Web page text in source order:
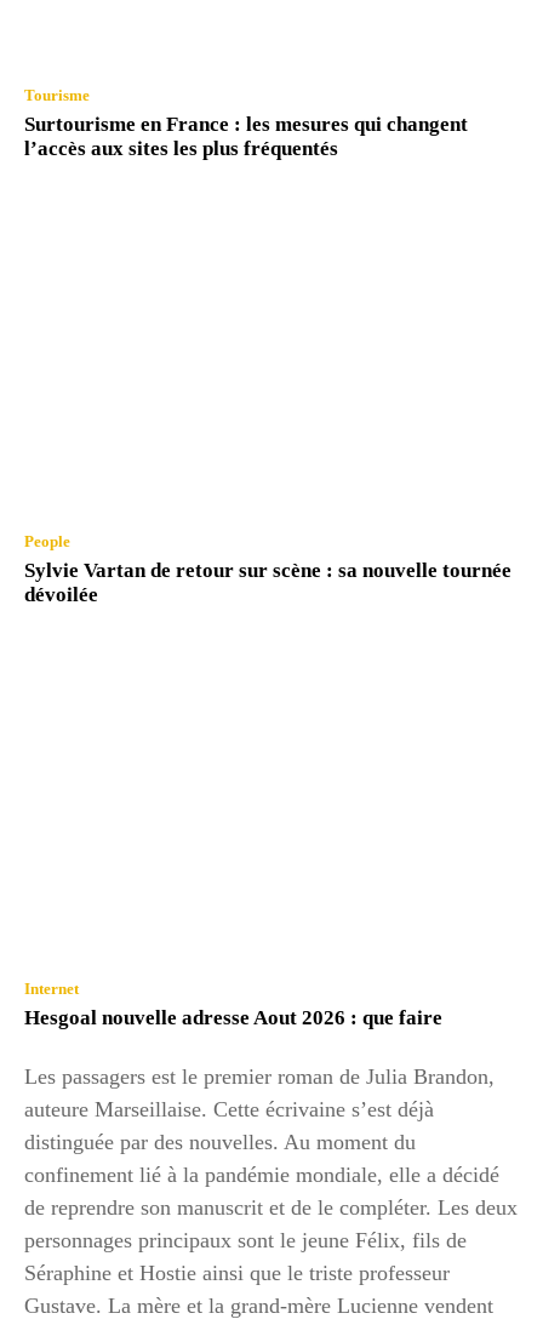
Tourisme
Surtourisme en France : les mesures qui changent
l’accès aux sites les plus fréquentés
People
Sylvie Vartan de retour sur scène : sa nouvelle tournée
dévoilée
Internet
Hesgoal nouvelle adresse Aout 2026 : que faire
Les passagers est le premier roman de Julia Brandon,
auteure Marseillaise. Cette écrivaine s’est déjà
distinguée par des nouvelles. Au moment du
confinement lié à la pandémie mondiale, elle a décidé
de reprendre son manuscrit et de le compléter. Les deux
personnages principaux sont le jeune Félix, fils de
Séraphine et Hostie ainsi que le triste professeur
Gustave. La mère et la grand-mère Lucienne vendent